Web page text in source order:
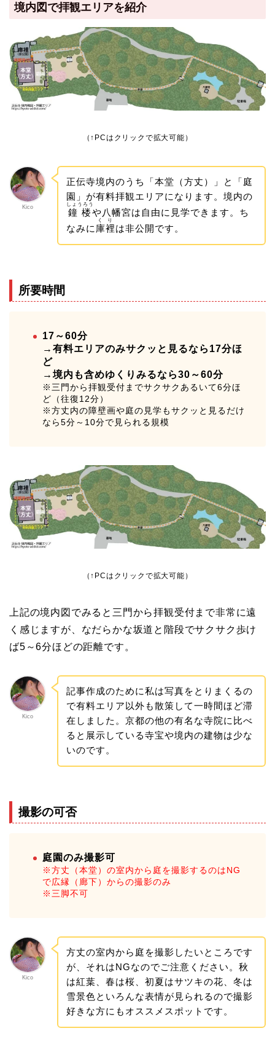
境内図で拝観エリアを紹介
（↑PCはクリックで拡大可能）
Kico
正伝寺境内のうち「本堂（方丈）」と「庭
園」が有料拝観エリアになります。境内の
鐘楼
しょうろう
や八幡宮は自由に見学できます。ち
なみに 庫裡
くり
は非公開です。
所要時間
17～60分
→有料エリアのみサクッと見るなら17分ほ
ど
→境内も含めゆくりみるなら30～60分
※三門から拝観受付までサクサクあるいて6分ほ
ど（往復12分）
※方丈内の障壁画や庭の見学もサクッと見るだけ
なら5分～10分で見られる規模
（↑PCはクリックで拡大可能）
上記の境内図でみると三門から拝観受付まで非常に遠
く感じますが、なだらかな坂道と階段でサクサク歩け
ば5～6分ほどの距離です。
Kico
記事作成のために私は写真をとりまくるの
で有料エリア以外も散策して一時間ほど滞
在しました。京都の他の有名な寺院に比べ
ると展示している寺宝や境内の建物は少な
いのです。
撮影の可否
庭園のみ撮影可
※方丈（本堂）の室内から庭を撮影するのはNG
で広縁（廊下）からの撮影のみ
※三脚不可
Kico
方丈の室内から庭を撮影したいところです
が、それはNGなのでご注意ください。秋
は紅葉、春は桜、初夏はサツキの花、冬は
雪景色といろんな表情が見られるので撮影
好きな方にもオススメスポットです。